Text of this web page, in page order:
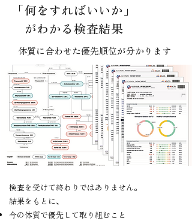
​「何をすればいいか」
がわかる検査結果
体質に合わせた優先順位が分かります
検査を受けて終わりではありません。
結果をもとに、
今の体質で優先して取り組むこと